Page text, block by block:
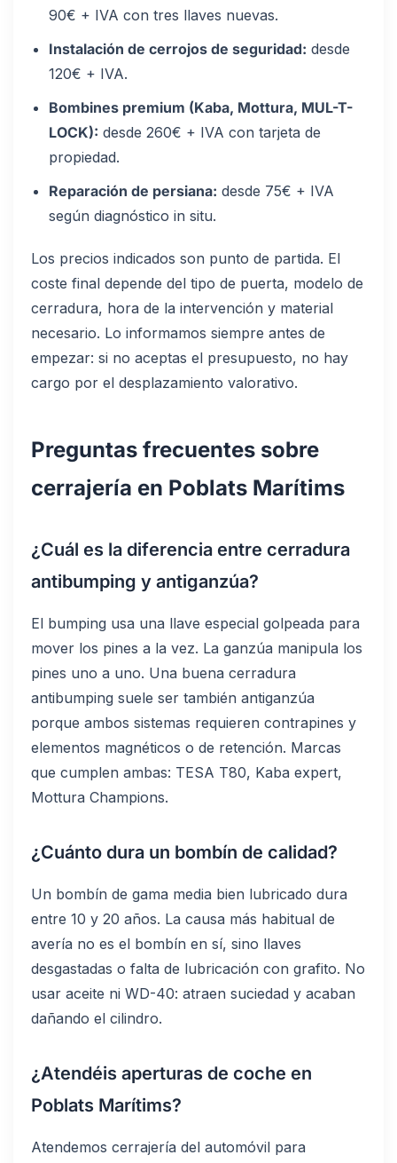
90€ + IVA con tres llaves nuevas.
Instalación de cerrojos de seguridad: desde
120€ + IVA.
Bombines premium (Kaba, Mottura, MUL-T-
LOCK): desde 260€ + IVA con tarjeta de
propiedad.
Reparación de persiana: desde 75€ + IVA
según diagnóstico in situ.
Los precios indicados son punto de partida. El
coste final depende del tipo de puerta, modelo de
cerradura, hora de la intervención y material
necesario. Lo informamos siempre antes de
empezar: si no aceptas el presupuesto, no hay
cargo por el desplazamiento valorativo.
Preguntas frecuentes sobre
cerrajería en Poblats Marítims
¿Cuál es la diferencia entre cerradura
antibumping y antiganzúa?
El bumping usa una llave especial golpeada para
mover los pines a la vez. La ganzúa manipula los
pines uno a uno. Una buena cerradura
antibumping suele ser también antiganzúa
porque ambos sistemas requieren contrapines y
elementos magnéticos o de retención. Marcas
que cumplen ambas: TESA T80, Kaba expert,
Mottura Champions.
¿Cuánto dura un bombín de calidad?
Un bombín de gama media bien lubricado dura
entre 10 y 20 años. La causa más habitual de
avería no es el bombín en sí, sino llaves
desgastadas o falta de lubricación con grafito. No
usar aceite ni WD-40: atraen suciedad y acaban
dañando el cilindro.
¿Atendéis aperturas de coche en
Poblats Marítims?
Atendemos cerrajería del automóvil para